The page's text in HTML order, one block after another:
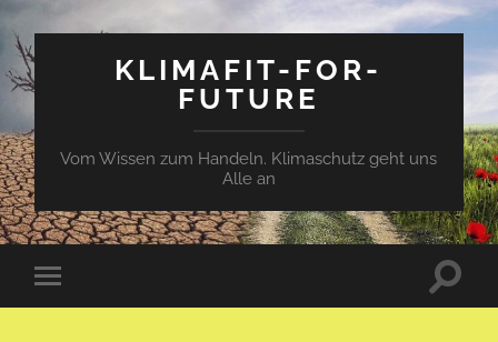
KLIMAFIT-FOR-
FUTURE
Vom Wissen zum Handeln. Klimaschutz geht uns
Alle an
Mobile-
Menü